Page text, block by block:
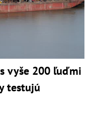
vyše 200 ľuďmi
testujú